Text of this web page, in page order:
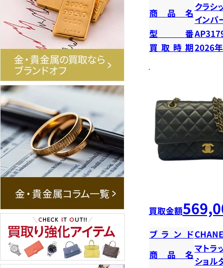
商品名
クラシ
インパ
型番
買取時期2026
買取金額
ブランド
商品名
マトラ
ショ